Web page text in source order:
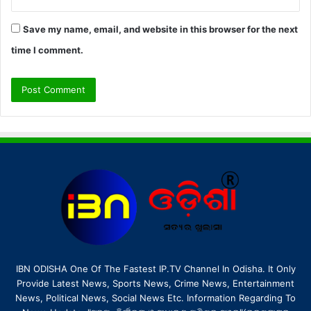
Save my name, email, and website in this browser for the next
time I comment.
IBN ODISHA One Of The Fastest IP.TV Channel In Odisha. It Only
Provide Latest News, Sports News, Crime News, Entertainment
News, Political News, Social News Etc. Information Regarding To